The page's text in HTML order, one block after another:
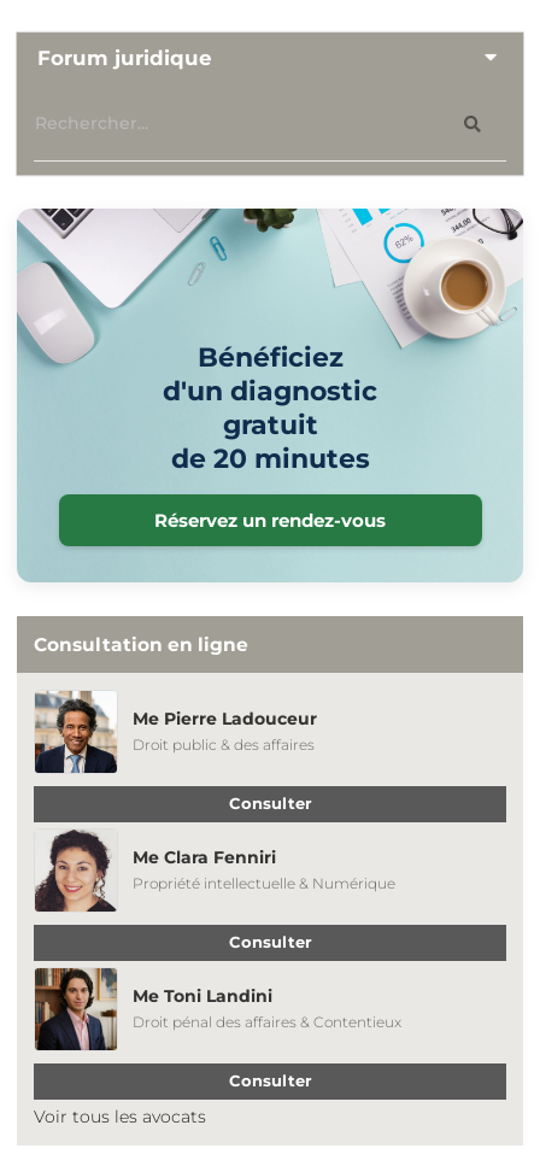
Forum juridique
Bénéficiez
d'un diagnostic
gratuit
de 20 minutes
Réservez un rendez-vous
Consultation en ligne
Me Pierre Ladouceur
Droit public & des affaires
Consulter
Me Clara Fenniri
Propriété intellectuelle & Numérique
Consulter
Me Toni Landini
Droit pénal des affaires & Contentieux
Consulter
Voir tous les avocats